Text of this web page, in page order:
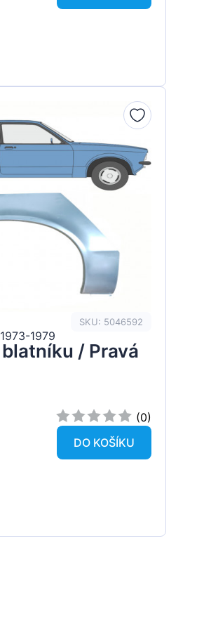
SKU: 5046592
1979
/ Pravá
(0)
DO KOŠÍKU